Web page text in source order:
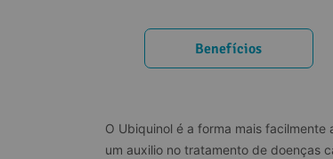
Benefícios
O Ubiquinol é a forma mais
um auxilio no tratamento de doenças